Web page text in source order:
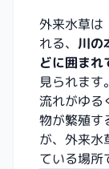
外来水草は
れる、 川の
どに囲まれ
見られます。
流れがゆる
物が繁殖す
が、外来水
ている場所